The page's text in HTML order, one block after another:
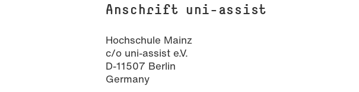
Anschrift uni-assist
Hochschule Mainz
c/o uni-assist e.V.
D-11507 Berlin
Germany